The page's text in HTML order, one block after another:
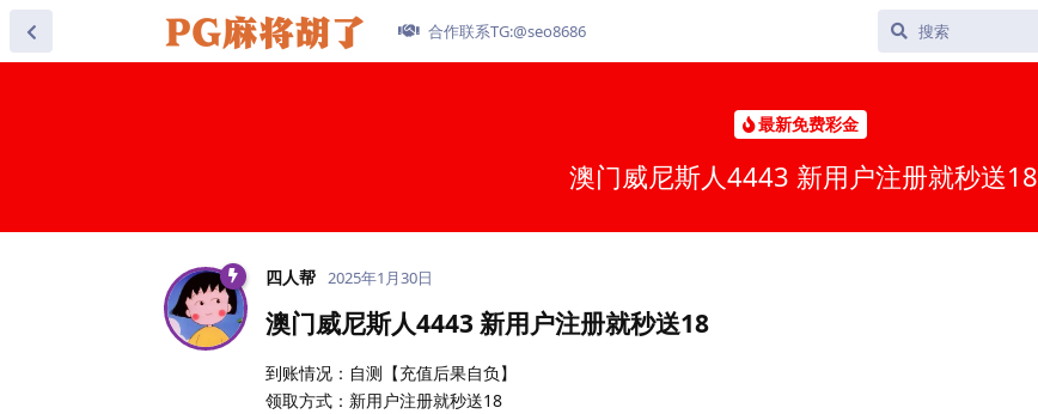
合作联系TG:@seo8686
最新免费彩金
澳门威尼斯人4443 新用户注册就秒送18
四人帮 2025年1月30日
澳门威尼斯人4443 新用户注册就秒送18
到账情况：自测【充值后果自负】
领取方式：新用户注册就秒送18